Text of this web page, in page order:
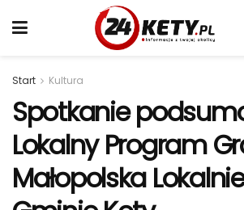
Start Kultura
Spotkanie
Lokalny Program
Małopolska